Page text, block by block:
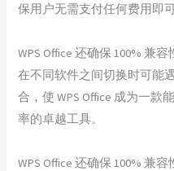
保用户无需支付任何费用即
WPS Office 还确保 100% 兼
在不同软件之间切换时可能
合，使 WPS Office 成为一款
率的卓越工具。
WPS Office 还确保 100% 兼